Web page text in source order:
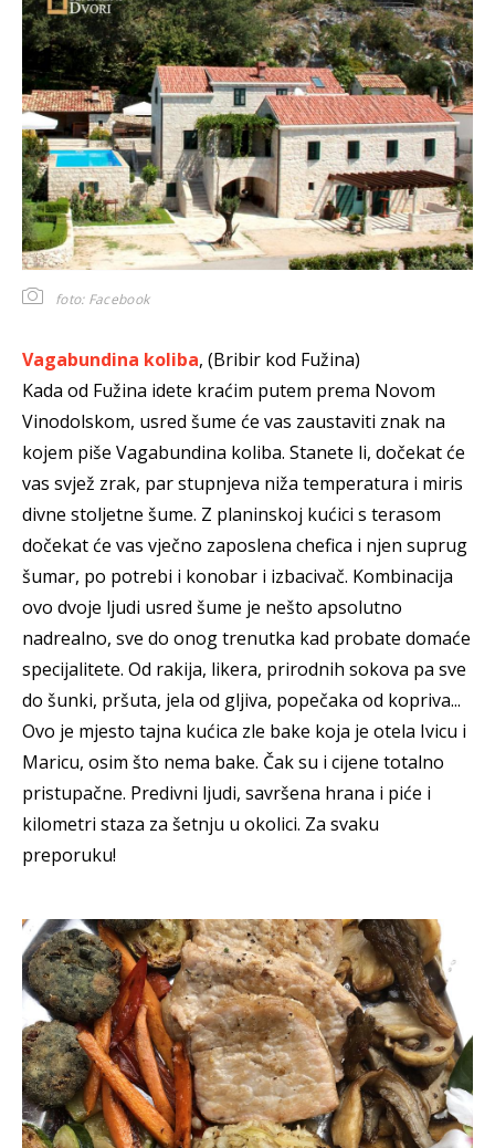
foto: Facebook
Vagabundina koliba, (Bribir kod Fužina)
Kada od Fužina idete kraćim putem prema Novom
Vinodolskom, usred šume će vas zaustaviti znak na
kojem piše Vagabundina koliba. Stanete li, dočekat će
vas svjež zrak, par stupnjeva niža temperatura i miris
divne stoljetne šume. Z planinskoj kućici s terasom
dočekat će vas vječno zaposlena chefica i njen suprug
šumar, po potrebi i konobar i izbacivač. Kombinacija
ovo dvoje ljudi usred šume je nešto apsolutno
nadrealno, sve do onog trenutka kad probate domaće
specijalitete. Od rakija, likera, prirodnih sokova pa sve
do šunki, pršuta, jela od gljiva, popečaka od kopriva...
Ovo je mjesto tajna kućica zle bake koja je otela Ivicu i
Maricu, osim što nema bake. Čak su i cijene totalno
pristupačne. Predivni ljudi, savršena hrana i piće i
kilometri staza za šetnju u okolici. Za svaku
preporuku!